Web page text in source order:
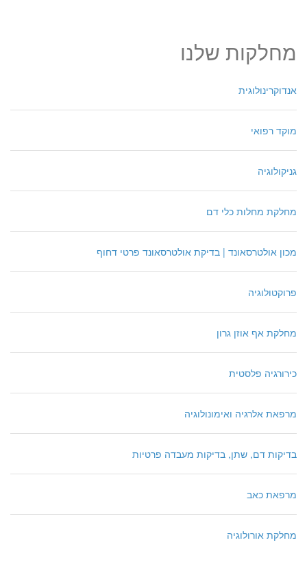
מחלקות שלנו
אנדוקרינולוגית
מוקד רפואי
גניקולוגיה
מחלקת מחלות כלי דם
מכון אולטרסאונד | בדיקת אולטרסאונד פרטי דחוף
פרוקטולוגיה
מחלקת אף אוזן גרון
כירורגיה פלסטית
מרפאת אלרגיה ואימונולוגיה
בדיקות דם, שתן, בדיקות מעבדה פרטיות
מרפאת כאב
מחלקת אורולוגיה